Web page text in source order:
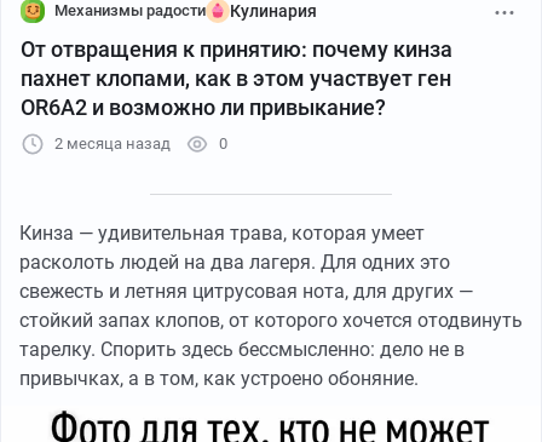
Механизмы радости Кулинария
От отвращения к принятию: почему кинза
пахнет клопами, как в этом участвует ген
OR6A2 и возможно ли привыкание?
2 месяца назад 0
Кинза — удивительная трава, которая умеет
расколоть людей на два лагеря. Для одних это
свежесть и летняя цитрусовая нота, для других —
стойкий запах клопов, от которого хочется отодвинуть
тарелку. Спорить здесь бессмысленно: дело не в
привычках, а в том, как устроено обоняние.